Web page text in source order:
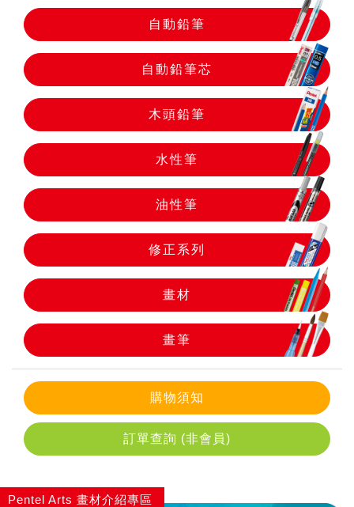
水性筆
油性筆
修正系列
畫材
畫筆
自動鉛筆
自動鉛筆芯
木頭鉛筆
水性筆
油性筆
修正系列
畫材
畫筆
購物須知
訂單查詢 (非會員)
Pentel Arts 畫材介紹專區